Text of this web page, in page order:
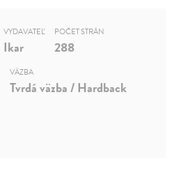
VYDAVATEĽ
Ikar
POČET STRÁN
288
VÄZBA
Tvrdá väzba / Hardback